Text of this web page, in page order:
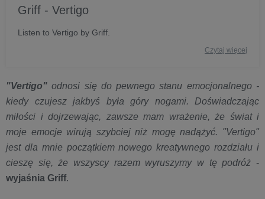
Griff - Vertigo
Listen to Vertigo by Griff.
Czytaj więcej
"Vertigo" odnosi się do pewnego stanu emocjonalnego -
kiedy czujesz jakbyś była góry nogami. Doświadczając
miłości i dojrzewając, zawsze mam wrażenie, że świat i
moje emocje wirują szybciej niż mogę nadążyć. "Vertigo"
jest dla mnie początkiem nowego kreatywnego rozdziału i
cieszę się, że wszyscy razem wyruszymy w tę podróż -
wyjaśnia Griff.